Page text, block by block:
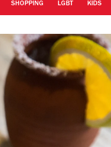
SHOPPING LGBT KIDS